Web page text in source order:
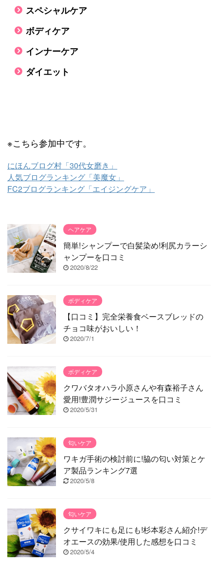
スペシャルケア
ボディケア
インナーケア
ダイエット
※こちら参加中です。
にほんブログ村「30代女磨き」
人気ブログランキング「美魔女」
FC2ブログランキング「エイジングケア」
ヘアケア
簡単!シャンプーで白髪染め!利尻カラーシ
ャンプーを口コミ
2020/8/22
ボディケア
【口コミ】完全栄養食ベースブレッドの
チョコ味がおいしい！
2020/7/1
ボディケア
クワバタオハラ小原さんや有森裕子さん
愛用!豊潤サジージュースを口コミ
2020/5/31
匂いケア
ワキガ手術の検討前に!脇の匂い対策とケ
ア製品ランキング7選
2020/5/8
匂いケア
クサイワキにも足にも!杉本彩さん紹介!デ
オエースの効果/使用した感想を口コミ
2020/5/4